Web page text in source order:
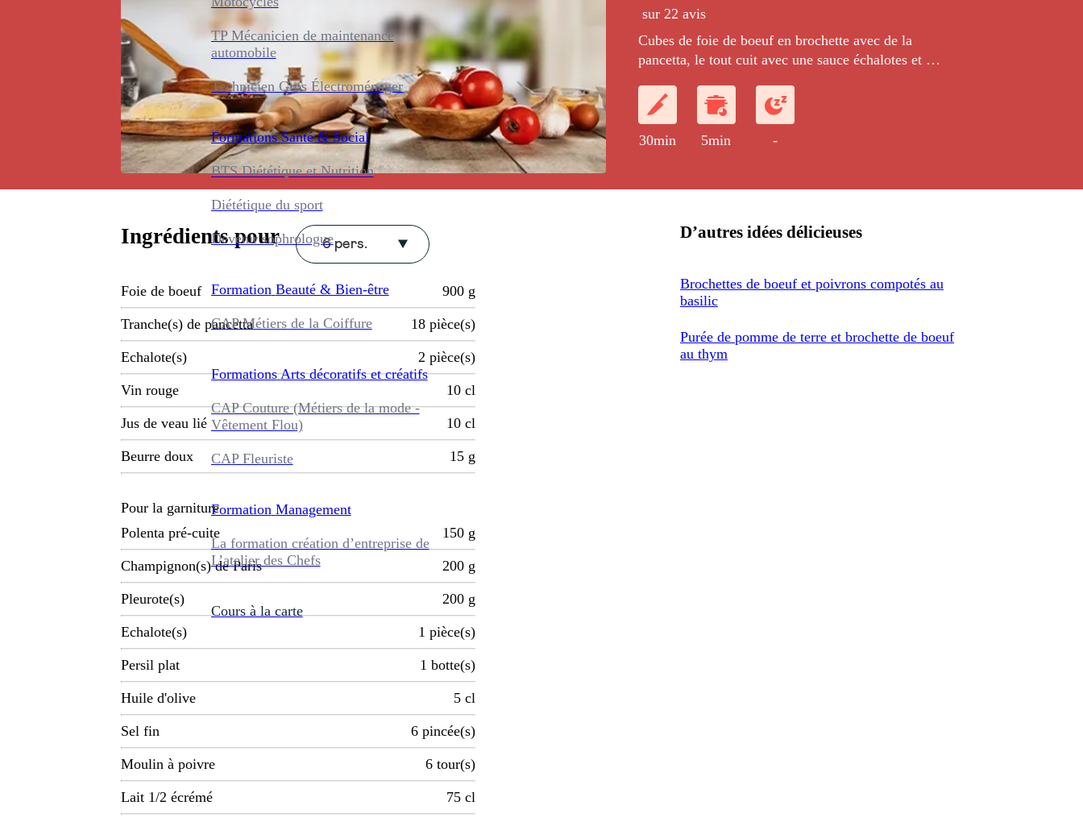
TP Mécanicien de maintenance
automobile
Technicien Gros Électroménager
Formations Santé & Social
BTS Diététique et Nutrition
Diététique du sport
Devenir sophrologue
Formation Beauté & Bien-être
CAP Métiers de la Coiffure
Formations Arts décoratifs et créatifs
CAP Couture (Métiers de la mode -
Vêtement Flou)
CAP Fleuriste
Formation Management
La formation création d’entreprise de
L’atelier des Chefs
Cours à la carte
sur 22 avis
Cubes de foie de boeuf en brochette avec de la
pancetta, le tout cuit avec une sauce échalotes et vin
champignons.
30min 5min -
Ingrédients pour 6 pers.
Foie de boeuf 900 g
Tranche(s) de pancetta 18 pièce(s)
Echalote(s) 2 pièce(s)
Vin rouge 10 cl
Jus de veau lié 10 cl
Beurre doux 15 g
Pour la garniture
Polenta pré-cuite
150 g
Champignon(s) de Paris 200 g
Pleurote(s) 200 g
Echalote(s) 1 pièce(s)
Persil plat 1 botte(s)
Huile d'olive 5 cl
Sel fin 6 pincée(s)
Moulin à poivre 6 tour(s)
Lait 1/2 écrémé 75 cl
D’autres idées délicieuses
Brochettes de boeuf et poivrons compotés au
basilic
Purée de pomme de terre et brochette de boeuf
au thym